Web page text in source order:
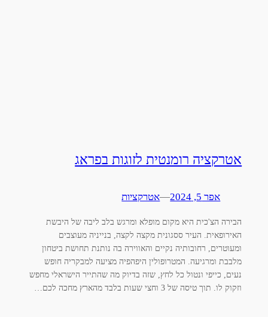
אטרקציה רומנטית לזוגות בפראג
אפר 5, 2024 —אטרקציות
הבירה הצ'כית היא מקום מופלא ומרגש בלב ליבה של היבשת
האירופאית. העיר ססגונית מקצה לקצה, בנייניה מעוצבים
ומעוטרים, רחובותיה נקיים והאווירה בה נותנת תחושת ביטחון
מלבבת ומרגיעה. המטרופולין היפהפיה מציעה למבקריה חופש
נעים, כייפי ונטול כל לחץ, שזה בדיוק מה שהתייר הישראלי מחפש
וזקוק לו. תוך טיסה של 3 וחצי שעות בלבד מהארץ מחכה לכם…